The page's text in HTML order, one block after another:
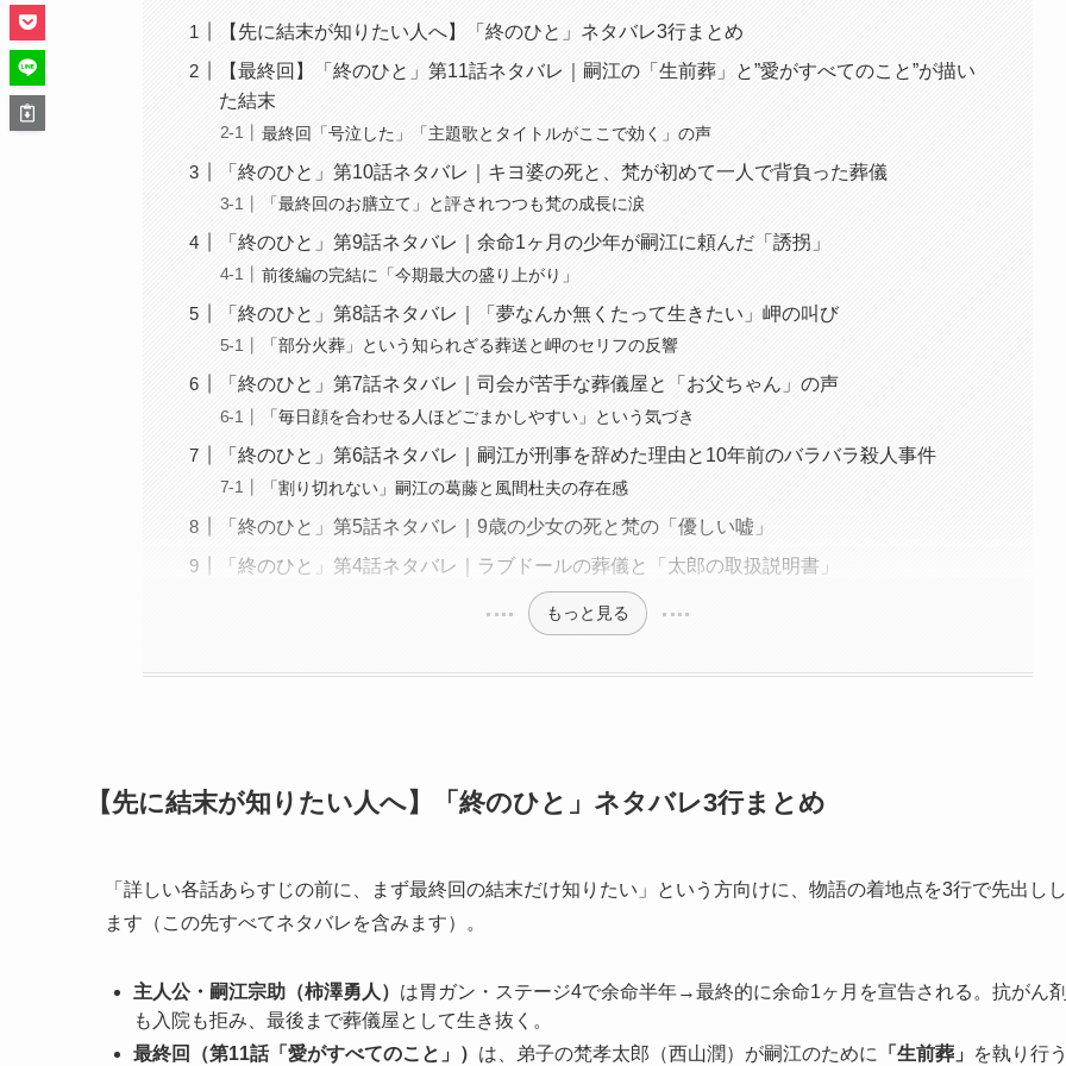
【先に結末が知りたい人へ】「終のひと」ネタバレ3行まとめ
【最終回】「終のひと」第11話ネタバレ｜嗣江の「生前葬」と”愛がすべてのこと”が描い
た結末
最終回「号泣した」「主題歌とタイトルがここで効く」の声
「終のひと」第10話ネタバレ｜キヨ婆の死と、梵が初めて一人で背負った葬儀
「最終回のお膳立て」と評されつつも梵の成長に涙
「終のひと」第9話ネタバレ｜余命1ヶ月の少年が嗣江に頼んだ「誘拐」
前後編の完結に「今期最大の盛り上がり」
「終のひと」第8話ネタバレ｜「夢なんか無くたって生きたい」岬の叫び
「部分火葬」という知られざる葬送と岬のセリフの反響
「終のひと」第7話ネタバレ｜司会が苦手な葬儀屋と「お父ちゃん」の声
「毎日顔を合わせる人ほどごまかしやすい」という気づき
「終のひと」第6話ネタバレ｜嗣江が刑事を辞めた理由と10年前のバラバラ殺人事件
「割り切れない」嗣江の葛藤と風間杜夫の存在感
「終のひと」第5話ネタバレ｜9歳の少女の死と梵の「優しい嘘」
「終のひと」第4話ネタバレ｜ラブドールの葬儀と「太郎の取扱説明書」
もっと見る
【先に結末が知りたい人へ】「終のひと」ネタバレ3行まとめ
「詳しい各話あらすじの前に、まず最終回の結末だけ知りたい」という方向けに、物語の着地点を3行で先出しし
ます（この先すべてネタバレを含みます）。
主人公・嗣江宗助（柿澤勇人） は胃ガン・ステージ4で余命半年→最終的に余命1ヶ月を宣告される。抗がん剤
も入院も拒み、最後まで葬儀屋として生き抜く。
最終回（第11話「愛がすべてのこと」） は、弟子の梵孝太郎（西山潤）が嗣江のために 「生前葬」 を執り行う